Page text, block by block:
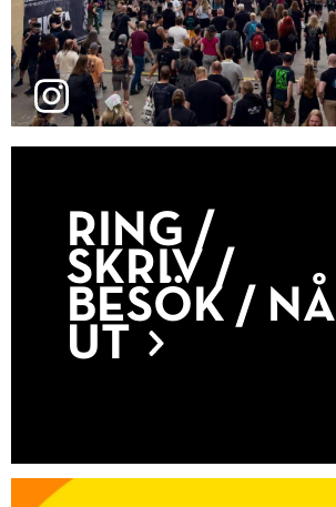
RING /
SKRIV /
BESÖK / NÅ
UT